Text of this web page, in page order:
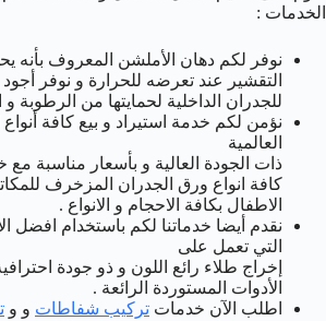
الخدمات :
نوفر لكم دهان الأملشن المعروف بأنه
التقشير عند تعرضه للحرارة و نوفر أجود
للجدران الداخلية لحمايتها من الرطوبة و
نؤمن لكم خدمة استيراد و بيع كافة أنواع
العالمية
ذات الجودة العالية و بأسعار مناسبة
كافة انواع ورق الجدران المزخرف
الاطفال بكافة الاحجام و الانواع .
نقدم أيضا خدماتنا لكم باستخدام افضل
التي تعمل على
إخراج طلاء رائع اللون و ذو جودة
الأدوات المستوردة الرائعة .
اطلب الآن خدمات تركيب شفاطات و و